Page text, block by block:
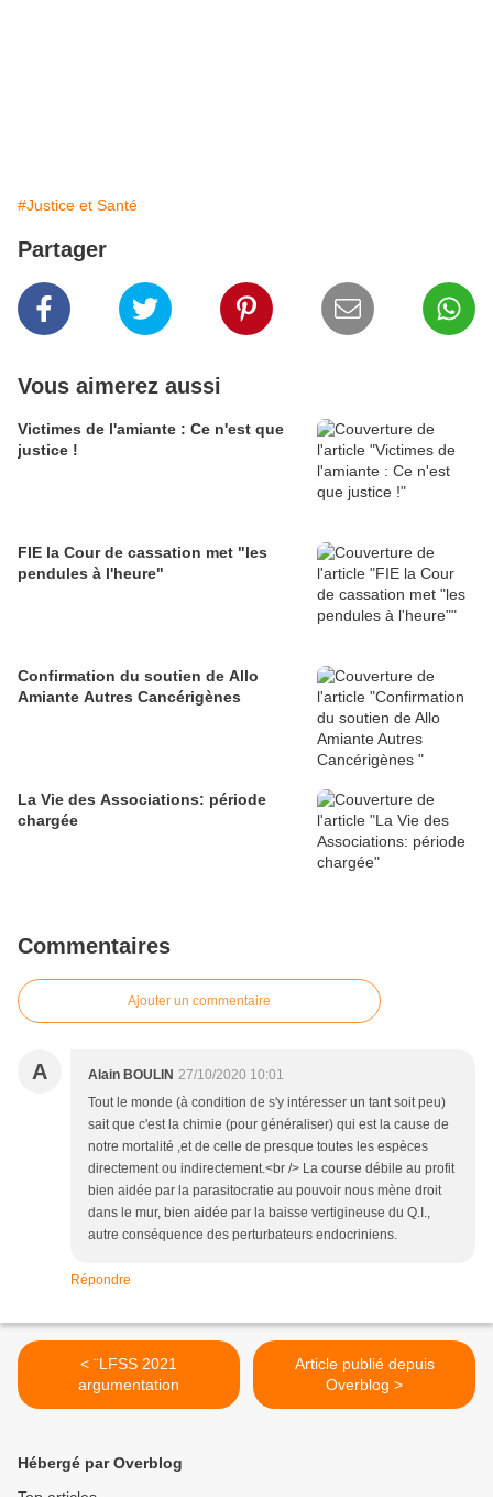
#Justice et Santé
Partager
Vous aimerez aussi
Victimes de l'amiante : Ce n'est que
justice !
FIE la Cour de cassation met "les
pendules à l'heure"
Confirmation du soutien de Allo
Amiante Autres Cancérigènes
La Vie des Associations: période
chargée
Commentaires
Ajouter un commentaire
A Alain BOULIN 27/10/2020 10:01
Tout le monde (à condition de s'y intéresser un tant soit peu)
sait que c'est la chimie (pour généraliser) qui est la cause de
notre mortalité ,et de celle de presque toutes les espèces
directement ou indirectement.<br /> La course débile au profit
bien aidée par la parasitocratie au pouvoir nous mène droit
dans le mur, bien aidée par la baisse vertigineuse du Q.I.,
autre conséquence des perturbateurs endocriniens.
Répondre
< ¨LFSS 2021
argumentation
Article publié depuis
Overblog >
Hébergé par Overblog